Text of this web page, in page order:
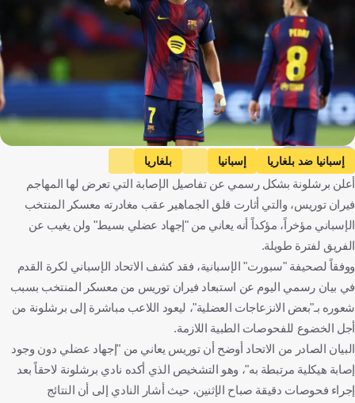
Getty Images
إسبانيا ضد بلغاريا إسبانيا
بلغاريا
التصفيات المؤهلة لكأس العالم - أوروبا
برشلونة ضد جيرونا
برشلونة
جيرونا الدوري الإسباني
داني أولمو
أعلن برشلونة بشكل رسمي عن تفاصيل الإصابة التي تعرض لها المهاجم
فيران توريس، والتي أثارت قلق الجماهير عقب مغادرته معسكر المنتخب
الإسباني مؤخراً، مؤكداً أنه يعاني من "إجهاد عضلي بسيط" ولن يغيب عن
الفريق لفترة طويلة.
ووفقاً لصحيفة "سبورت" الإسبانية، فقد كشف الاتحاد الإسباني لكرة القدم
في بيان رسمي اليوم عن استبعاد فيران توريس من معسكر المنتخب بسبب
شعوره بـ"بعض الانزعاجات العضلية"، ليعود اللاعب مباشرة إلى برشلونة من
أجل الخضوع للفحوصات الطبية اللازمة.
البيان الصادر من الاتحاد أوضح أن توريس يعاني من "إجهاد عضلي دون وجود
إصابة هيكلية مرتبطة به"، وهو التشخيص الذي أكده نادي برشلونة لاحقاً بعد
إجراء فحوصات دقيقة صباح الإثنين، حيث أشار النادي إلى أن النتائج